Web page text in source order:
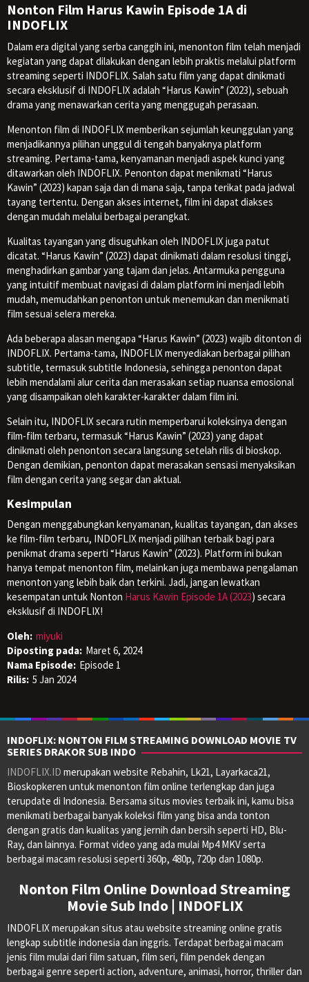
Nonton Film Harus Kawin Episode 1A di
INDOFLIX
Dalam era digital yang serba canggih ini, menonton film telah menjadi
kegiatan yang dapat dilakukan dengan lebih praktis melalui platform
streaming seperti INDOFLIX. Salah satu film yang dapat dinikmati
secara eksklusif di INDOFLIX adalah “Harus Kawin” (2023), sebuah
drama yang menawarkan cerita yang menggugah perasaan.
Menonton film di INDOFLIX memberikan sejumlah keunggulan yang
menjadikannya pilihan unggul di tengah banyaknya platform
streaming. Pertama-tama, kenyamanan menjadi aspek kunci yang
ditawarkan oleh INDOFLIX. Penonton dapat menikmati “Harus
Kawin” (2023) kapan saja dan di mana saja, tanpa terikat pada jadwal
tayang tertentu. Dengan akses internet, film ini dapat diakses
dengan mudah melalui berbagai perangkat.
Kualitas tayangan yang disuguhkan oleh INDOFLIX juga patut
dicatat. “Harus Kawin” (2023) dapat dinikmati dalam resolusi tinggi,
menghadirkan gambar yang tajam dan jelas. Antarmuka pengguna
yang intuitif membuat navigasi di dalam platform ini menjadi lebih
mudah, memudahkan penonton untuk menemukan dan menikmati
film sesuai selera mereka.
Ada beberapa alasan mengapa “Harus Kawin” (2023) wajib ditonton di
INDOFLIX. Pertama-tama, INDOFLIX menyediakan berbagai pilihan
subtitle, termasuk subtitle Indonesia, sehingga penonton dapat
lebih mendalami alur cerita dan merasakan setiap nuansa emosional
yang disampaikan oleh karakter-karakter dalam film ini.
Selain itu, INDOFLIX secara rutin memperbarui koleksinya dengan
film-film terbaru, termasuk “Harus Kawin” (2023) yang dapat
dinikmati oleh penonton secara langsung setelah rilis di bioskop.
Dengan demikian, penonton dapat merasakan sensasi menyaksikan
film dengan cerita yang segar dan aktual.
Kesimpulan
Dengan menggabungkan kenyamanan, kualitas tayangan, dan akses
ke film-film terbaru, INDOFLIX menjadi pilihan terbaik bagi para
penikmat drama seperti “Harus Kawin” (2023). Platform ini bukan
hanya tempat menonton film, melainkan juga membawa pengalaman
menonton yang lebih baik dan terkini. Jadi, jangan lewatkan
kesempatan untuk Nonton Harus Kawin Episode 1A (2023) secara
eksklusif di INDOFLIX!
Oleh: miyuki
Diposting pada: Maret 6, 2024
Nama Episode: Episode 1
Rilis: 5 Jan 2024
INDOFLIX: NONTON FILM STREAMING DOWNLOAD MOVIE TV
SERIES DRAKOR SUB INDO
INDOFLIX.ID merupakan website Rebahin, Lk21, Layarkaca21,
Bioskopkeren untuk menonton film online terlengkap dan juga
terupdate di Indonesia. Bersama situs movies terbaik ini, kamu bisa
menikmati berbagai banyak koleksi film yang bisa anda tonton
dengan gratis dan kualitas yang jernih dan bersih seperti HD, Blu-
Ray, dan lainnya. Format video yang ada mulai Mp4 MKV serta
berbagai macam resolusi seperti 360p, 480p, 720p dan 1080p.
Nonton Film Online Download Streaming
Movie Sub Indo | INDOFLIX
INDOFLIX merupakan situs atau website streaming online gratis
lengkap subtitle indonesia dan inggris. Terdapat berbagai macam
jenis film mulai dari film satuan, film seri, film pendek dengan
berbagai genre seperti action, adventure, animasi, horror, thriller dan